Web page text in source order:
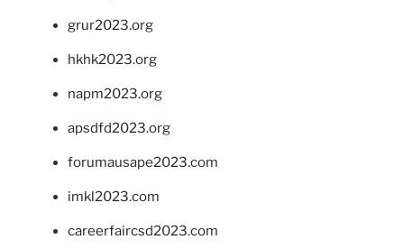
grur2023.org
hkhk2023.org
napm2023.org
apsdfd2023.org
forumausape2023.com
imkl2023.com
careerfaircsd2023.com